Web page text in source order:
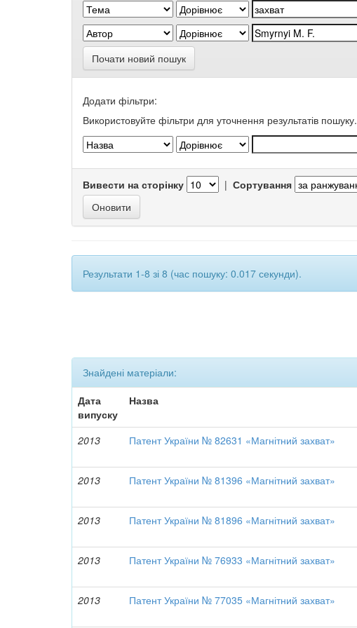
Почати новий пошук
Додати фільтри:
Використовуйте фільтри для уточнення результатів пошуку.
Вивести на сторінку | Сортування
Результати 1-8 зі 8 (час пошуку: 0.017 секунди).
Знайдені матеріали:
Дата
випуску
Назва
2013 Патент України № 82631 «Магнітний захват»
2013
Патент України № 81396 «Магнітний захват»
2013
Патент України № 81896 «Магнітний захват»
2013
Патент України № 76933 «Магнітний захват»
2013
Патент України № 77035 «Магнітний захват»